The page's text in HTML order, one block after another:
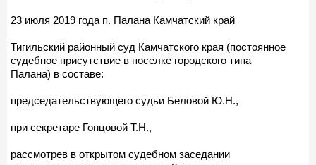
23 июля 2019 года п. Палана Камчатский край
Тигильский районный суд Камчатского края (постоянное
судебное присутствие в поселке городского типа
Палана) в составе:
председательствующего судьи Беловой Ю.Н.,
при секретаре Гонцовой Т.Н.,
рассмотрев в открытом судебном заседании